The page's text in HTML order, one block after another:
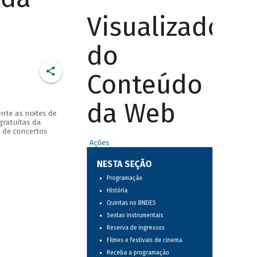
as noites de
da
concertos
Visualizador
do
Conteúdo
da Web
Ações
NESTA SEÇÃO
Programação
História
Quintas no BNDES
Sextas instrumentais
Reserva de ingressos
Filmes e festivais de cinema
Receba a programação